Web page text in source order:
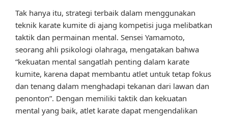
Tak hanya itu, strategi terbaik dalam menggunakan
teknik karate kumite di ajang kompetisi juga melibatkan
taktik dan permainan mental. Sensei Yamamoto,
seorang ahli psikologi olahraga, mengatakan bahwa
“kekuatan mental sangatlah penting dalam karate
kumite, karena dapat membantu atlet untuk tetap fokus
dan tenang dalam menghadapi tekanan dari lawan dan
penonton”. Dengan memiliki taktik dan kekuatan
mental yang baik, atlet karate dapat mengendalikan